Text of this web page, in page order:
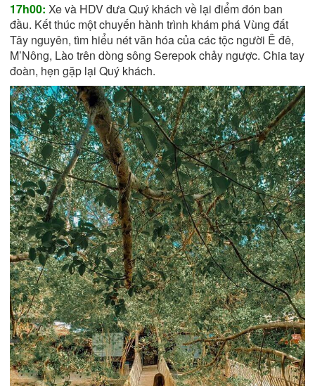
17h00: Xe và HDV đưa Quý khách về lại điểm đón ban
đầu. Kết thúc một chuyến hành trình khám phá Vùng đất
Tây nguyên, tìm hiểu nét văn hóa của các tộc người Ê đê,
M’Nông, Lào trên dòng sông Serepok chảy ngược. Chia tay
đoàn, hẹn gặp lại Quý khách.